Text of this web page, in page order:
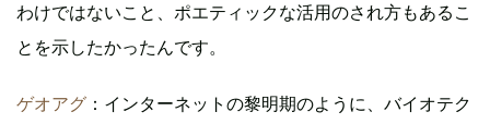
わけではないこと、ポエティックな活用のされ方もあるこ
とを示したかったんです。
ゲオアグ ：インターネットの黎明期のように、バイオテク